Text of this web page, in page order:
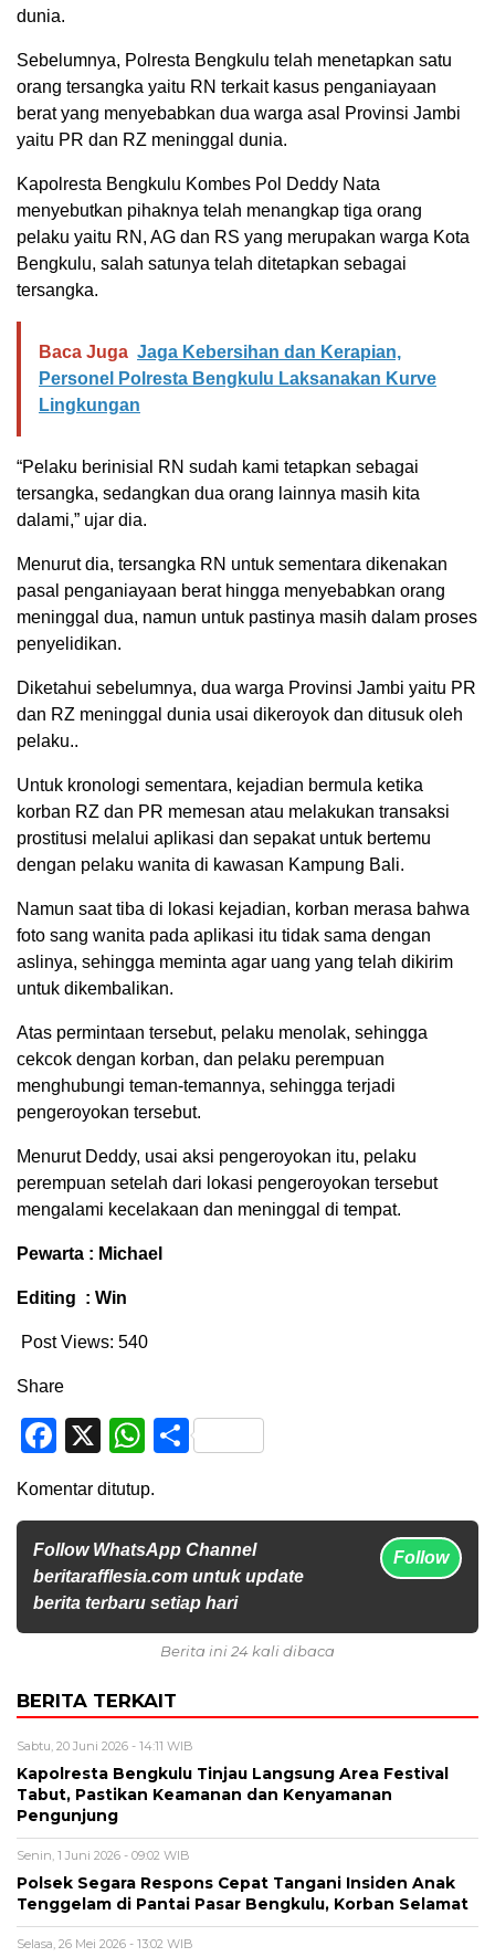
dunia.
Sebelumnya, Polresta Bengkulu telah menetapkan satu
orang tersangka yaitu RN terkait kasus penganiayaan
berat yang menyebabkan dua warga asal Provinsi Jambi
yaitu PR dan RZ meninggal dunia.
Kapolresta Bengkulu Kombes Pol Deddy Nata
menyebutkan pihaknya telah menangkap tiga orang
pelaku yaitu RN, AG dan RS yang merupakan warga Kota
Bengkulu, salah satunya telah ditetapkan sebagai
tersangka.
Baca Juga Jaga Kebersihan dan Kerapian,
Personel Polresta Bengkulu Laksanakan Kurve
Lingkungan
“Pelaku berinisial RN sudah kami tetapkan sebagai
tersangka, sedangkan dua orang lainnya masih kita
dalami,” ujar dia.
Menurut dia, tersangka RN untuk sementara dikenakan
pasal penganiayaan berat hingga menyebabkan orang
meninggal dua, namun untuk pastinya masih dalam proses
penyelidikan.
Diketahui sebelumnya, dua warga Provinsi Jambi yaitu PR
dan RZ meninggal dunia usai dikeroyok dan ditusuk oleh
pelaku..
Untuk kronologi sementara, kejadian bermula ketika
korban RZ dan PR memesan atau melakukan transaksi
prostitusi melalui aplikasi dan sepakat untuk bertemu
dengan pelaku wanita di kawasan Kampung Bali.
Namun saat tiba di lokasi kejadian, korban merasa bahwa
foto sang wanita pada aplikasi itu tidak sama dengan
aslinya, sehingga meminta agar uang yang telah dikirim
untuk dikembalikan.
Atas permintaan tersebut, pelaku menolak, sehingga
cekcok dengan korban, dan pelaku perempuan
menghubungi teman-temannya, sehingga terjadi
pengeroyokan tersebut.
Menurut Deddy, usai aksi pengeroyokan itu, pelaku
perempuan setelah dari lokasi pengeroyokan tersebut
mengalami kecelakaan dan meninggal di tempat.
Pewarta : Michael
Editing : Win
Post Views: 540
Share
Facebook
X WhatsApp
Share
Komentar ditutup.
Follow WhatsApp Channel
beritarafflesia.com untuk update
berita terbaru setiap hari
Follow
Berita ini 24 kali dibaca
BERITA TERKAIT
Sabtu, 20 Juni 2026 - 14:11 WIB
Kapolresta Bengkulu Tinjau Langsung Area Festival
Tabut, Pastikan Keamanan dan Kenyamanan
Pengunjung
Senin, 1 Juni 2026 - 09:02 WIB
Polsek Segara Respons Cepat Tangani Insiden Anak
Tenggelam di Pantai Pasar Bengkulu, Korban Selamat
Selasa, 26 Mei 2026 - 13:02 WIB